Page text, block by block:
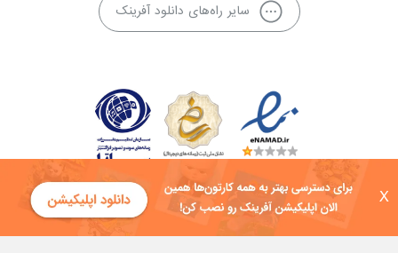
X
سایر راه‌های دانلود آفرینک
کلیه حقوق این سایت به شرکت توسعه فناوی هفت آسمان توکان تعلق دارد و